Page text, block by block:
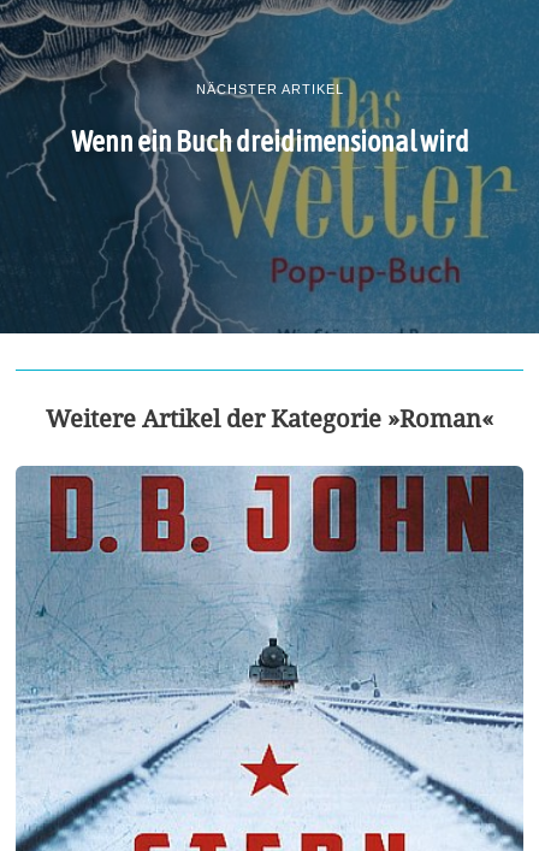
NÄCHSTER ARTIKEL
Wenn ein Buch dreidimensional wird
Weitere Artikel der Kategorie »Roman«